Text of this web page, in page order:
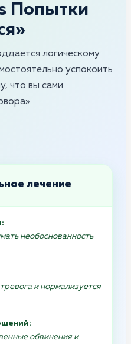
Попытки
логическому
успокоить
что вы сами
лечение
необоснованность
и нормализуется
обвинения и